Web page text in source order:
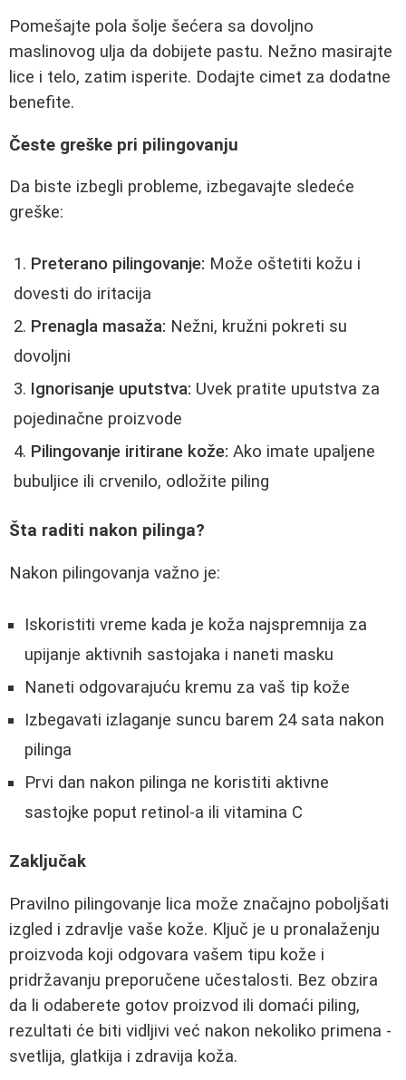
Pomešajte pola šolje šećera sa dovoljno
maslinovog ulja da dobijete pastu. Nežno masirajte
lice i telo, zatim isperite. Dodajte cimet za dodatne
benefite.
Česte greške pri pilingovanju
Da biste izbegli probleme, izbegavajte sledeće
greške:
Preterano pilingovanje: Može oštetiti kožu i
dovesti do iritacija
Prenagla masaža: Nežni, kružni pokreti su
dovoljni
Ignorisanje uputstva: Uvek pratite uputstva za
pojedinačne proizvode
Pilingovanje iritirane kože: Ako imate upaljene
bubuljice ili crvenilo, odložite piling
Šta raditi nakon pilinga?
Nakon pilingovanja važno je:
Iskoristiti vreme kada je koža najspremnija za
upijanje aktivnih sastojaka i naneti masku
Naneti odgovarajuću kremu za vaš tip kože
Izbegavati izlaganje suncu barem 24 sata nakon
pilinga
Prvi dan nakon pilinga ne koristiti aktivne
sastojke poput retinol-a ili vitamina C
Zaključak
Pravilno pilingovanje lica može značajno poboljšati
izgled i zdravlje vaše kože. Ključ je u pronalaženju
proizvoda koji odgovara vašem tipu kože i
pridržavanju preporučene učestalosti. Bez obzira
da li odaberete gotov proizvod ili domaći piling,
rezultati će biti vidljivi već nakon nekoliko primena -
svetlija, glatkija i zdravija koža.